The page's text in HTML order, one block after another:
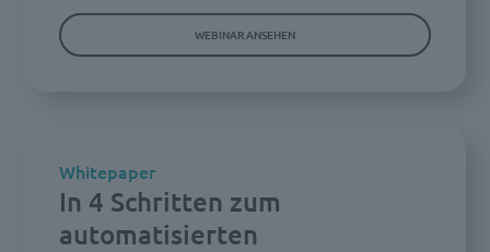
WEBINAR ANSEHEN
In 4 Schritten zum
automatisierten
Whitepaper